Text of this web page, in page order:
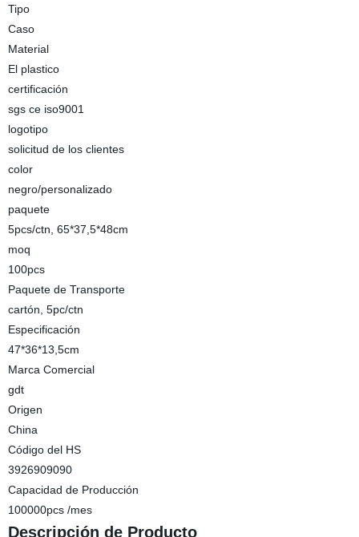
Tipo
Caso
Material
El plastico
certificación
sgs ce iso9001
logotipo
solicitud de los clientes
color
negro/personalizado
paquete
5pcs/ctn, 65*37,5*48cm
moq
100pcs
Paquete de Transporte
cartón, 5pc/ctn
Especificación
47*36*13,5cm
Marca Comercial
gdt
Origen
China
Código del HS
3926909090
Capacidad de Producción
100000pcs /mes
Descripción de Producto